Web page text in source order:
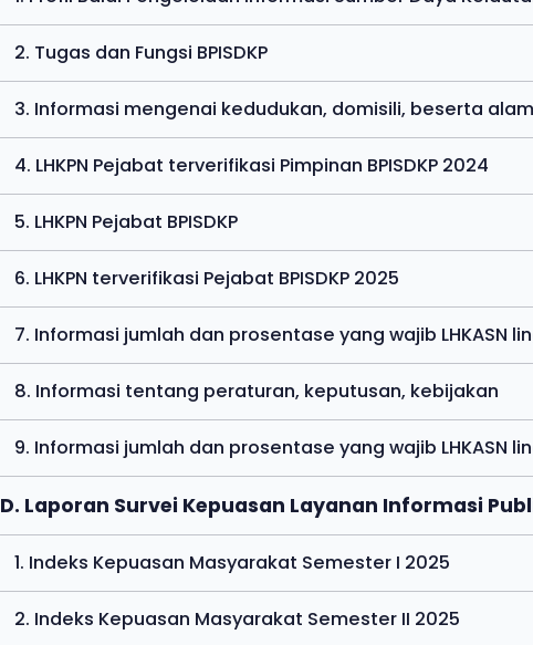
2. Tugas dan Fungsi BPISDKP
3. Informasi mengenai kedudukan, domisili, beserta
4. LHKPN Pejabat terverifikasi Pimpinan BPISDKP 2024
5. LHKPN Pejabat BPISDKP
6. LHKPN terverifikasi Pejabat BPISDKP 2025
7. Informasi jumlah dan prosentase yang wajib LHKASN
8. Informasi tentang peraturan, keputusan, kebijakan
9. Informasi jumlah dan prosentase yang wajib LHKASN
D. Laporan Survei Kepuasan Layanan Informasi
1. Indeks Kepuasan Masyarakat Semester I 2025
2. Indeks Kepuasan Masyarakat Semester II 2025